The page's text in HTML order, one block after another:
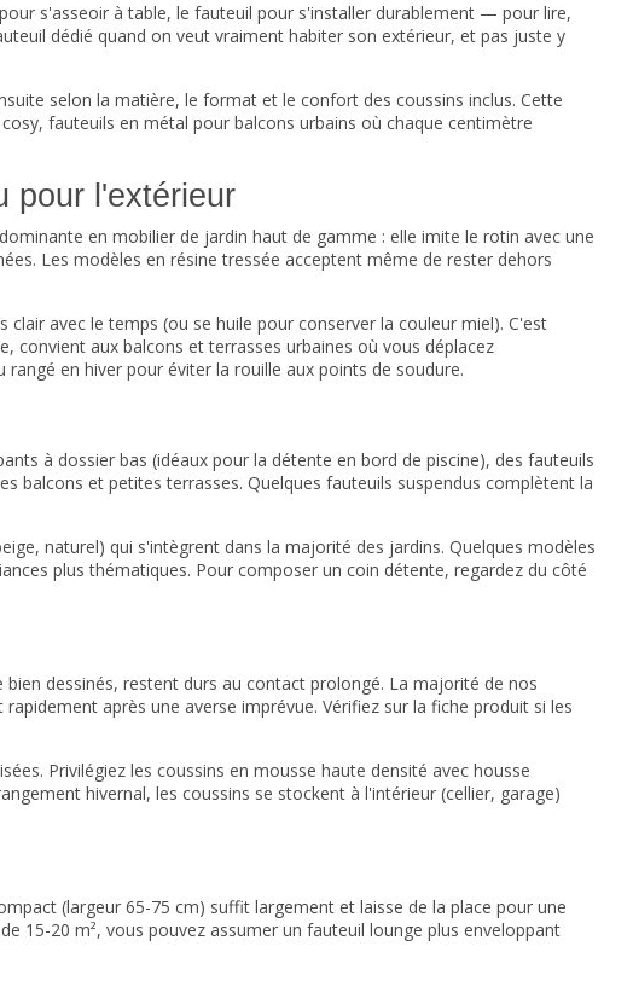
s'asseoir à table, le fauteuil pour s'installer durablement — pour lire,
dédié quand on veut vraiment habiter son extérieur, et pas juste y
selon la matière, le format et le confort des coussins inclus. Cette
fauteuils en métal pour balcons urbains où chaque centimètre
pour l'extérieur
en mobilier de jardin haut de gamme : elle imite le rotin avec une
Les modèles en résine tressée acceptent même de rester dehors
avec le temps (ou se huile pour conserver la couleur miel). C'est
convient aux balcons et terrasses urbaines où vous déplacez
en hiver pour éviter la rouille aux points de soudure.
à dossier bas (idéaux pour la détente en bord de piscine), des fauteuils
balcons et petites terrasses. Quelques fauteuils suspendus complètent la
naturel) qui s'intègrent dans la majorité des jardins. Quelques modèles
plus thématiques. Pour composer un coin détente, regardez du côté
dessinés, restent durs au contact prolongé. La majorité de nos
après une averse imprévue. Vérifiez sur la fiche produit si les
Privilégiez les coussins en mousse haute densité avec housse
hivernal, les coussins se stockent à l'intérieur (cellier, garage)
(largeur 65-75 cm) suffit largement et laisse de la place pour une
15-20 m², vous pouvez assumer un fauteuil lounge plus enveloppant